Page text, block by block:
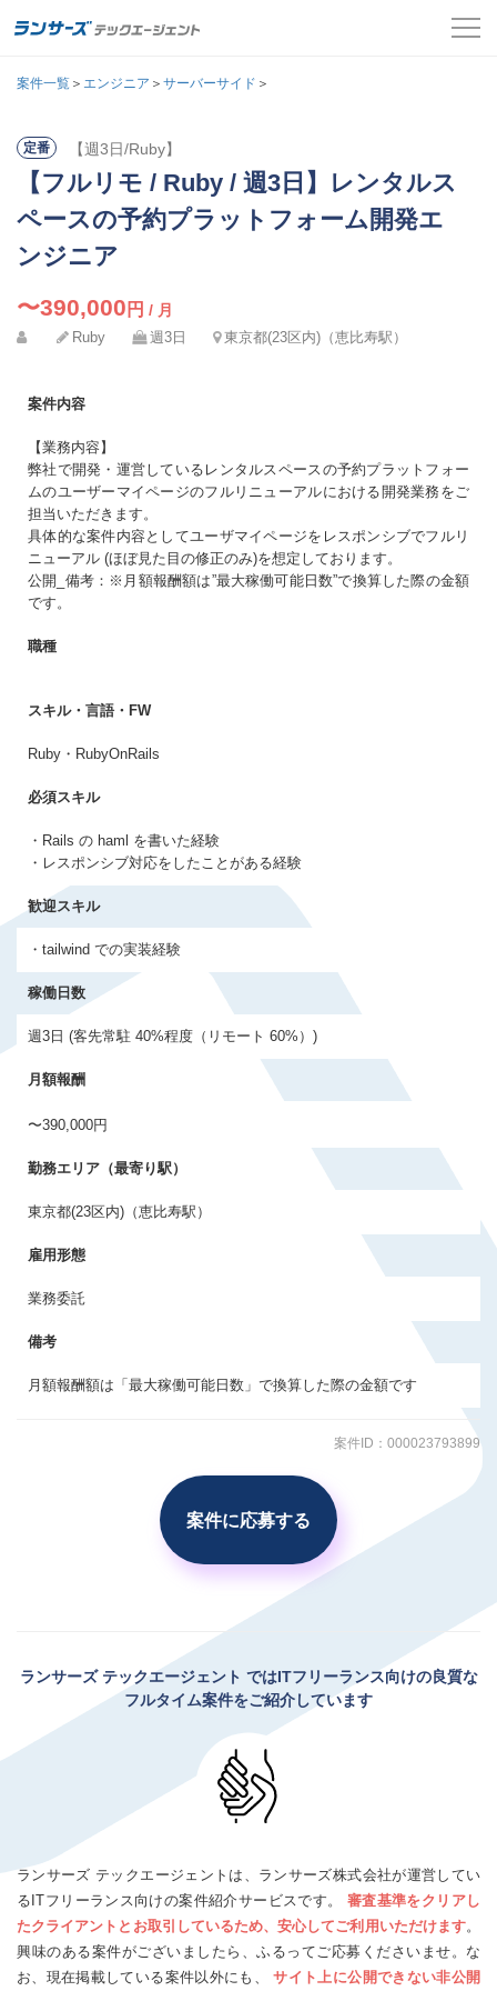
案件一覧
よくある質問
案件一覧 ＞ エンジニア ＞ サーバーサイド ＞
定番 【週3日/Ruby】
【フルリモ / Ruby / 週3日】レンタルス
ペースの予約プラットフォーム開発エ
ンジニア
〜390,000 円 / 月
Ruby 週3日 東京都(23区内)（恵比寿駅）
案件内容
【業務内容】
弊社で開発・運営しているレンタルスペースの予約プラットフォー
ムのユーザーマイページのフルリニューアルにおける開発業務をご
担当いただきます。
具体的な案件内容としてユーザマイページをレスポンシブでフルリ
ニューアル (ほぼ見た目の修正のみ)を想定しております。
公開_備考：※月額報酬額は”最大稼働可能日数”で換算した際の金額
です。
職種
スキル・言語・FW
Ruby・RubyOnRails
必須スキル
・Rails の haml を書いた経験
・レスポンシブ対応をしたことがある経験
歓迎スキル
・tailwind での実装経験
稼働日数
週3日 (客先常駐 40%程度（リモート 60%）)
月額報酬
〜390,000円
勤務エリア（最寄り駅）
東京都(23区内)（恵比寿駅）
雇用形態
業務委託
備考
月額報酬額は「最大稼働可能日数」で換算した際の金額です
案件ID：000023793899
案件に応募する
メールアドレス
パスワードを忘れた方はこちら
まだアカウントをお持ちでない方はこちら
氏名 必須
カナ 必須
メールアドレス 必須
生年月日 必須
10〜20文字（大小英字、数字、記号それぞれ1文字以上）
する
会員登録する
すでに登録済みの方はログイン
ランサーズ テックエージェント ではITフリーランス向けの良質な
フルタイム案件をご紹介しています
ランサーズ テックエージェントは、ランサーズ株式会社が運営してい
るITフリーランス向けの案件紹介サービスです。 審査基準をクリアし
たクライアントとお取引しているため、安心してご利用いただけます。
興味のある案件がございましたら、ふるってご応募くださいませ。な
お、現在掲載している案件以外にも、サイト上に公開できない非公開